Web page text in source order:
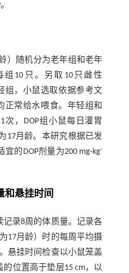
）随机分为老年组和老年
组10只。另取10只雌性
组，小鼠选取依据参考文
正常给水喂食。年轻组和
，DOP组小鼠每日灌胃
17月龄。本研究根据已发
的DOP剂量为200 mg·kg-
和悬挂时间
录8周的体质量。记录各
17月龄）时的每周平均摄
悬挂时间检查以小鼠笼盖
位置高于垫层15 cm，以